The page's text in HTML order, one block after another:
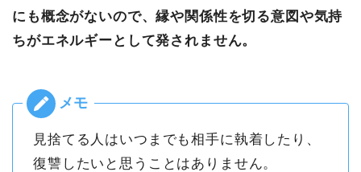
にも概念がないので、縁や関係性を切る意図や気持
ちがエネルギーとして発されません。
見捨てる人はいつまでも相手に執着したり、
復讐したいと思うことはありません。